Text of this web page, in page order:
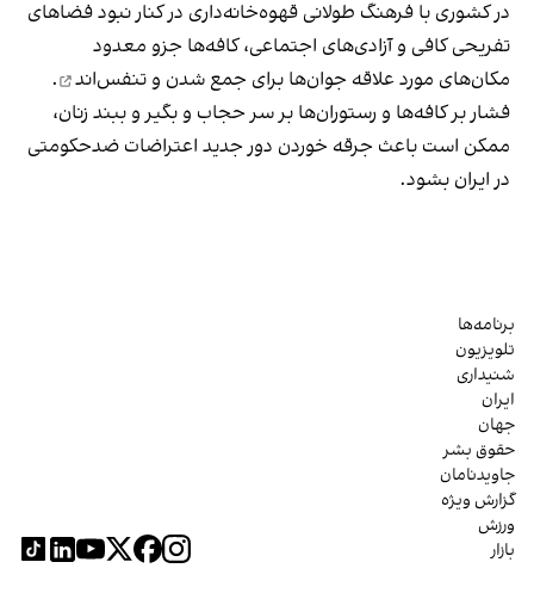
در کشوری با فرهنگ طولانی قهوه‌‌خانه‌داری در کنار نبود فضاهای
تفریحی کافی و آزادی‌های اجتماعی، کافه‌ها جزو معدود
مکان‌های مورد علاقه جوان‌ها برای جمع شدن و تنفس‌اند
.
فشار بر کافه‌ها و رستوران‌ها بر سر حجاب و بگیر و ببند زنان،
ممکن است باعث جرقه خوردن دور جدید اعتراضات ضدحکومتی
در ایران بشود.
برنامه‌ها
تلویزیون
شنیداری
ایران
جهان
حقوق بشر
جاویدنامان
گزارش ویژه
ورزش
بازار